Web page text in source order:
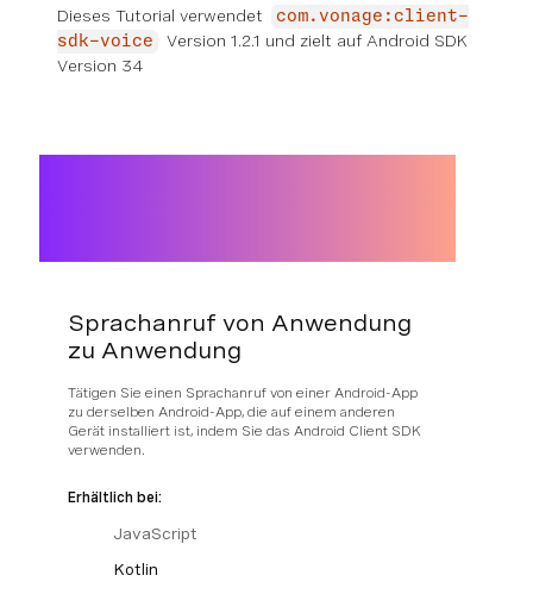
Dieses Tutorial verwendet
com.vonage:client-
sdk-voice
Version 1.2.1 und zielt auf Android SDK
Version 34
Sprachanruf von Anwendung
zu Anwendung
Tätigen Sie einen Sprachanruf von einer Android-App
zu derselben Android-App, die auf einem anderen
Gerät installiert ist, indem Sie das Android Client SDK
verwenden.
Erhältlich bei:
JavaScript
Kotlin